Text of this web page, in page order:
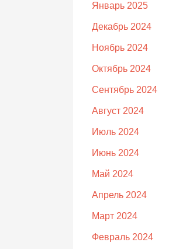
Январь 2025
Декабрь 2024
Ноябрь 2024
Октябрь 2024
Сентябрь 2024
Август 2024
Июль 2024
Июнь 2024
Май 2024
Апрель 2024
Март 2024
Февраль 2024